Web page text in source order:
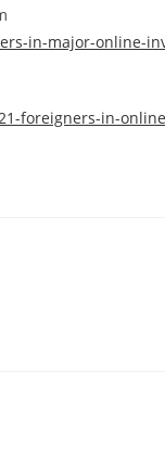
in-major-online-
foreigners-in-